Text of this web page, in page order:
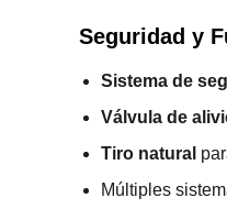
Seguridad y
Sistema de
Válvula de
Tiro natural
Múltiples